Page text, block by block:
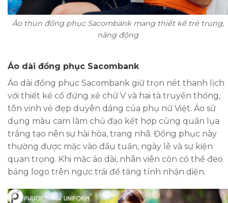
Áo thun đồng phục Sacombank mang thiết kế trẻ trung,
năng động
Áo dài đồng phục Sacombank
Áo dài đồng phục Sacombank giữ trọn nét thanh lịch
với thiết kế cổ đứng xẻ chữ V và hai tà truyền thống,
tôn vinh vẻ đẹp duyên dáng của phụ nữ Việt. Áo sử
dụng màu cam làm chủ đạo kết hợp cùng quần lụa
trắng tạo nên sự hài hòa, trang nhã. Đồng phục này
thường được mặc vào đầu tuần, ngày lễ và sự kiện
quan trọng. Khi mặc áo dài, nhân viên còn có thể đeo
bảng logo trên ngực trái để tăng tính nhận diện.